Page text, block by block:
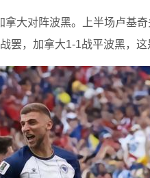
大对阵波黑。上半场卢基
罢，加拿大1-1战平波黑，这